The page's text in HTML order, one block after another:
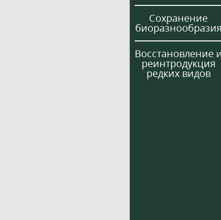
Сохранение
Восстановление
реинтродукция
редких видов